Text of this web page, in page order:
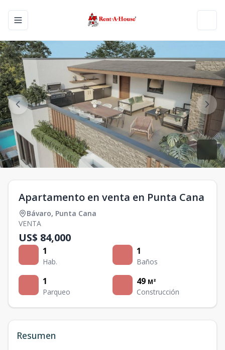
Toggle navigation menu
Apartamento en venta en Punta Cana
Bávaro, Punta Cana
VENTA
US$ 84,000
1
Hab.
1
Baños
1
Parqueo
49 M²
Construcción
Resumen